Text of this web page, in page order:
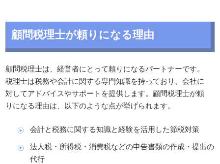
顧問税理士が頼りになる理由
顧問税理士は、経営者にとって頼りになるパートナーです。
税理士は税務や会計に関する専門知識を持っており、会社に
対してアドバイスやサポートを提供します。顧問税理士が頼
りになる理由は、以下のような点が挙げられます。
会計と税務に関する知識と経験を活用した節税対策
法人税・所得税・消費税などの申告書類の作成・提出の
代行